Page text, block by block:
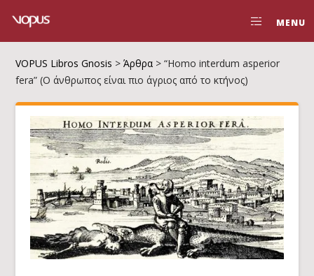
MENU
VOPUS Libros Gnosis >Άρθρα >“Homo interdum asperior
fera” (Ο άνθρωπος είναι πιο άγριος από το κτήνος)